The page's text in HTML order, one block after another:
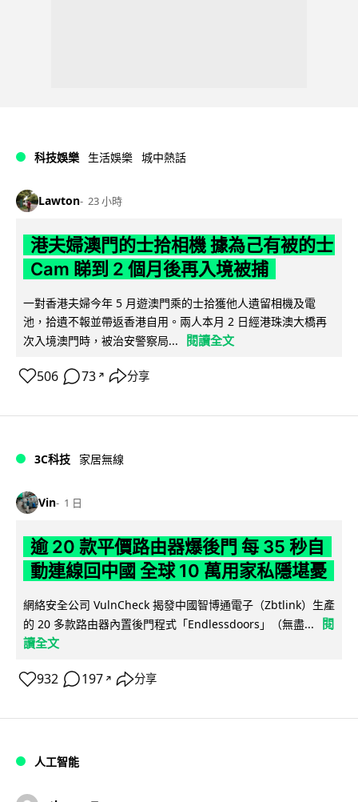
科技娛樂 生活娛樂 城中熱話
Lawton 23 小時
港夫婦澳門的士拾相機 據為己有被的士
Cam 睇到 2 個月後再入境被捕
一對香港夫婦今年 5 月遊澳門乘的士拾獲他人遺留相機及電
池，拾遺不報並帶返香港自用。兩人本月 2 日經港珠澳大橋再
次入境澳門時，被治安警察局...
閱讀全文
506 73 ↗ 分享
3C科技 家居無線
Vin 1 日
逾 20 款平價路由器爆後門 每 35 秒自
動連線回中國 全球 10 萬用家私隱堪憂
網絡安全公司 VulnCheck 揭發中國智博通電子（Zbtlink）生產
的 20 多款路由器內置後門程式「Endlessdoors」（無盡...
閱
讀全文
932 197 ↗ 分享
人工智能